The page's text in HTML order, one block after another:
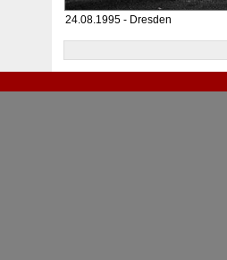
24.08.1995 - Dresden